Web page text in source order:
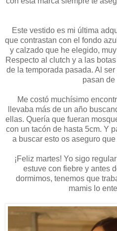
Este vestido es mi última
que contrastan con el fondo
y calzado que he elegido,
Respecto al clutch y a las
de la temporada pasada. Al
pasan de
Me costó muchísimo
llevaba más de un año
ellas. Quería que fueran
con un tacón de hasta 5cm. Y
a buscar esto os aseguro
¡Feliz martes! Yo sigo
estuve con fiebre y antes
dormimos, tenemos que
mamis lo